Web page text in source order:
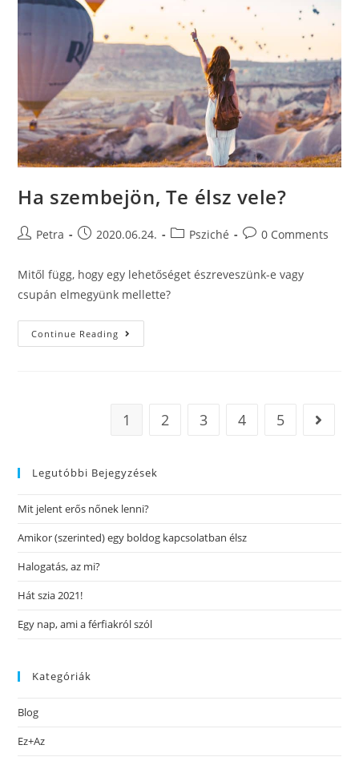
Ha szembejön, Te élsz vele?
Petra 2020.06.24. Psziché 0 Comments
Mitől függ, hogy egy lehetőséget észreveszünk-e vagy
csupán elmegyünk mellette?
Continue Reading
1 2 3 4 5
Legutóbbi Bejegyzések
Mit jelent erős nőnek lenni?
Amikor (szerinted) egy boldog kapcsolatban élsz
Halogatás, az mi?
Hát szia 2021!
Egy nap, ami a férfiakról szól
Kategóriák
Blog
Ez+Az